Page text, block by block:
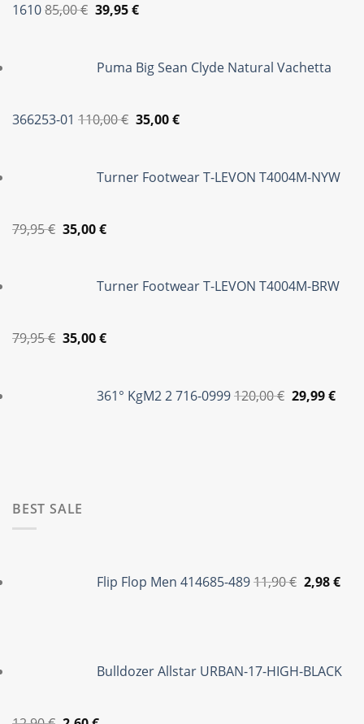
161085,00€ Original
85,00 €.
39,95€Η
είναι:
Puma Big Sean Clyde Natural Vachetta
366253-01 110,00€ Original
110,00 €.
35,00€Η
είναι:
Turner Footwear T-LEVON T4004M-NYW
79,95€ Original
79,95 €.
35,00€Η
είναι:
Turner Footwear T-LEVON T4004M-BRW
79,95€ Original
79,95 €.
35,00€Η
είναι:
361° KgM2 2 716-0999120,00€
was:
29,99€
τιμή
BEST SALE
Flip Flop Men 414685-48911,90€
was:
2,98€
Bulldozer Allstar URBAN-17-HIGH-BLACK